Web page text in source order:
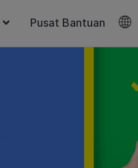
Pusat Bantuan